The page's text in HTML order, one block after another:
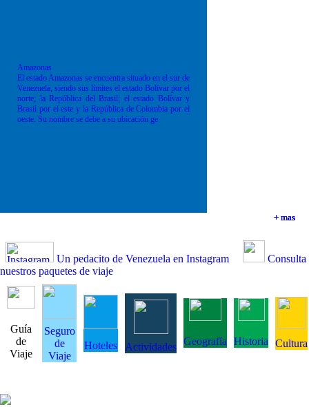
+ mas
+ mas
+ mas
Amazonas
El estado Amazonas se encuentra situado en el sur de
Venezuela, siendo sus límites el estado Bolívar por el
norte; la República del Brasil; el estado Bolívar y
Brasil por el este y la República de Colombia por el
oeste. Su nombre se debe a su ubicación ge
+ mas
Un pedacito de Venezuela en Instagram
Consulta
nuestros paquetes de viaje
Guía
de
Viaje
Seguro
de
Viaje
Hoteles Actividades Geografía Historia Cultura